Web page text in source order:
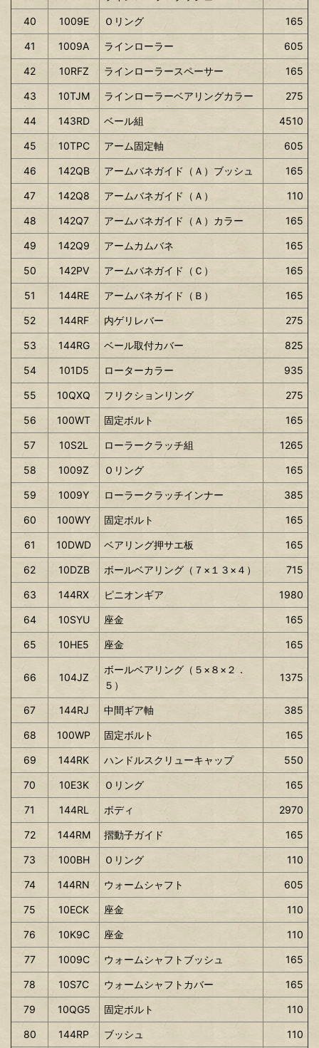
40 1009E Ｏリング 165
41 1009A ラインローラー 605
42 10RFZ ラインローラースペーサー 165
43 10TJM ラインローラーベアリングカラー 275
44 143RD ベール組 4510
45 10TPC アーム固定軸 605
46 142QB アームバネガイド（Ａ）ブッシュ 165
47 142Q8 アームバネガイド（Ａ） 110
48 142Q7 アームバネガイド（Ａ）カラー 165
49 142Q9 アームカムバネ 165
50 142PV アームバネガイド（Ｃ） 165
51 144RE アームバネガイド（Ｂ） 165
52 144RF 内ゲリレバー 275
53 144RG ベール取付カバー 825
54 101D5 ローターカラー 935
55 10QXQ フリクションリング 275
56 100WT 固定ボルト 165
57 10S2L ローラークラッチ組 1265
58 1009Z Ｏリング 165
59 1009Y ローラークラッチインナー 385
60 100WY 固定ボルト 165
61 10DWD ベアリング押サエ板 165
62 10DZB ボールベアリング（７×１３×４） 715
63 144RX ピニオンギア 1980
64 10SYU 座金 165
65 10HE5 座金 165
66 104JZ
ボールベアリング（５×８×２．
５）
1375
67 144RJ 中間ギア軸 385
68 100WP 固定ボルト 165
69 144RK ハンドルスクリューキャップ 550
70 10E3K Ｏリング 165
71 144RL ボディ 2970
72 144RM 摺動子ガイド 165
73 100BH Ｏリング 110
74 144RN ウォームシャフト 605
75 10ECK 座金 110
76 10K9C 座金 110
77 1009C ウォームシャフトブッシュ 165
78 10S7C ウォームシャフトカバー 165
79 10QG5 固定ボルト 110
80 144RP ブッシュ 110